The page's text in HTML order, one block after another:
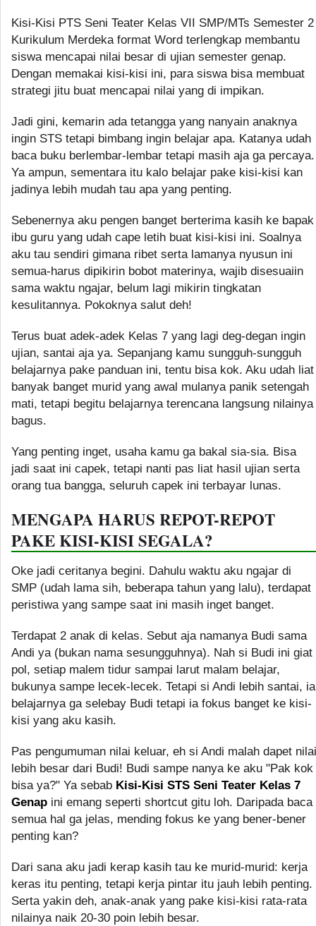
Kisi-Kisi PTS Seni Teater Kelas VII SMP/MTs Semester 2
Kurikulum Merdeka format Word terlengkap membantu
siswa mencapai nilai besar di ujian semester genap.
Dengan memakai kisi-kisi ini, para siswa bisa membuat
strategi jitu buat mencapai nilai yang di impikan.
Jadi gini, kemarin ada tetangga yang nanyain anaknya
ingin STS tetapi bimbang ingin belajar apa. Katanya udah
baca buku berlembar-lembar tetapi masih aja ga percaya.
Ya ampun, sementara itu kalo belajar pake kisi-kisi kan
jadinya lebih mudah tau apa yang penting.
Sebenernya aku pengen banget berterima kasih ke bapak
ibu guru yang udah cape letih buat kisi-kisi ini. Soalnya
aku tau sendiri gimana ribet serta lamanya nyusun ini
semua-harus dipikirin bobot materinya, wajib disesuaiin
sama waktu ngajar, belum lagi mikirin tingkatan
kesulitannya. Pokoknya salut deh!
Terus buat adek-adek Kelas 7 yang lagi deg-degan ingin
ujian, santai aja ya. Sepanjang kamu sungguh-sungguh
belajarnya pake panduan ini, tentu bisa kok. Aku udah liat
banyak banget murid yang awal mulanya panik setengah
mati, tetapi begitu belajarnya terencana langsung nilainya
bagus.
Yang penting inget, usaha kamu ga bakal sia-sia. Bisa
jadi saat ini capek, tetapi nanti pas liat hasil ujian serta
orang tua bangga, seluruh capek ini terbayar lunas.
MENGAPA HARUS REPOT-REPOT
PAKE KISI-KISI SEGALA?
Oke jadi ceritanya begini. Dahulu waktu aku ngajar di
SMP (udah lama sih, beberapa tahun yang lalu), terdapat
peristiwa yang sampe saat ini masih inget banget.
Terdapat 2 anak di kelas. Sebut aja namanya Budi sama
Andi ya (bukan nama sesungguhnya). Nah si Budi ini giat
pol, setiap malem tidur sampai larut malam belajar,
bukunya sampe lecek-lecek. Tetapi si Andi lebih santai, ia
belajarnya ga selebay Budi tetapi ia fokus banget ke kisi-
kisi yang aku kasih.
Pas pengumuman nilai keluar, eh si Andi malah dapet nilai
lebih besar dari Budi! Budi sampe nanya ke aku "Pak kok
bisa ya?" Ya sebab Kisi-Kisi STS Seni Teater Kelas 7
Genap ini emang seperti shortcut gitu loh. Daripada baca
semua hal ga jelas, mending fokus ke yang bener-bener
penting kan?
Dari sana aku jadi kerap kasih tau ke murid-murid: kerja
keras itu penting, tetapi kerja pintar itu jauh lebih penting.
Serta yakin deh, anak-anak yang pake kisi-kisi rata-rata
nilainya naik 20-30 poin lebih besar.